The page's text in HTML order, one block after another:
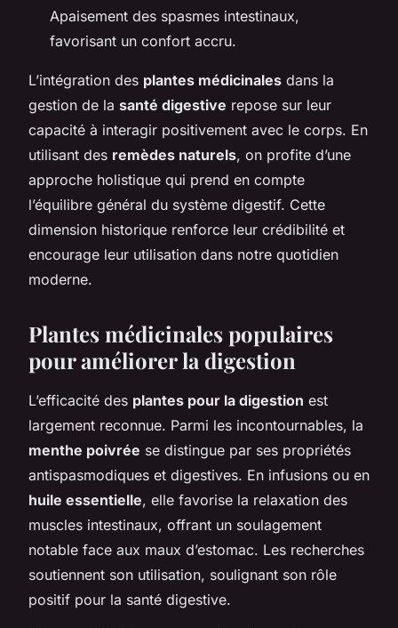
Apaisement des spasmes intestinaux,
favorisant un confort accru.
L’intégration des plantes médicinales dans la
gestion de la santé digestive repose sur leur
capacité à interagir positivement avec le corps. En
utilisant des remèdes naturels, on profite d’une
approche holistique qui prend en compte
l’équilibre général du système digestif. Cette
dimension historique renforce leur crédibilité et
encourage leur utilisation dans notre quotidien
moderne.
Plantes médicinales populaires
pour améliorer la digestion
L’efficacité des plantes pour la digestion est
largement reconnue. Parmi les incontournables, la
menthe poivrée se distingue par ses propriétés
antispasmodiques et digestives. En infusions ou en
huile essentielle, elle favorise la relaxation des
muscles intestinaux, offrant un soulagement
notable face aux maux d’estomac. Les recherches
soutiennent son utilisation, soulignant son rôle
positif pour la santé digestive.